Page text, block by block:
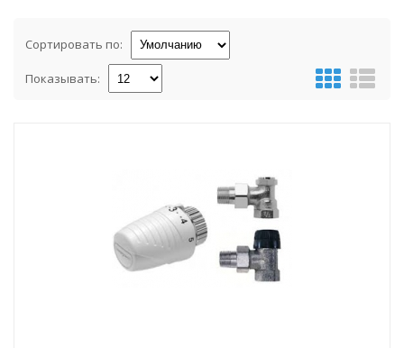
Сортировать по:
Показывать: